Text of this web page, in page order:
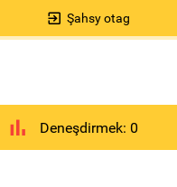
Şahsy otag
Deneşdirmek: 0